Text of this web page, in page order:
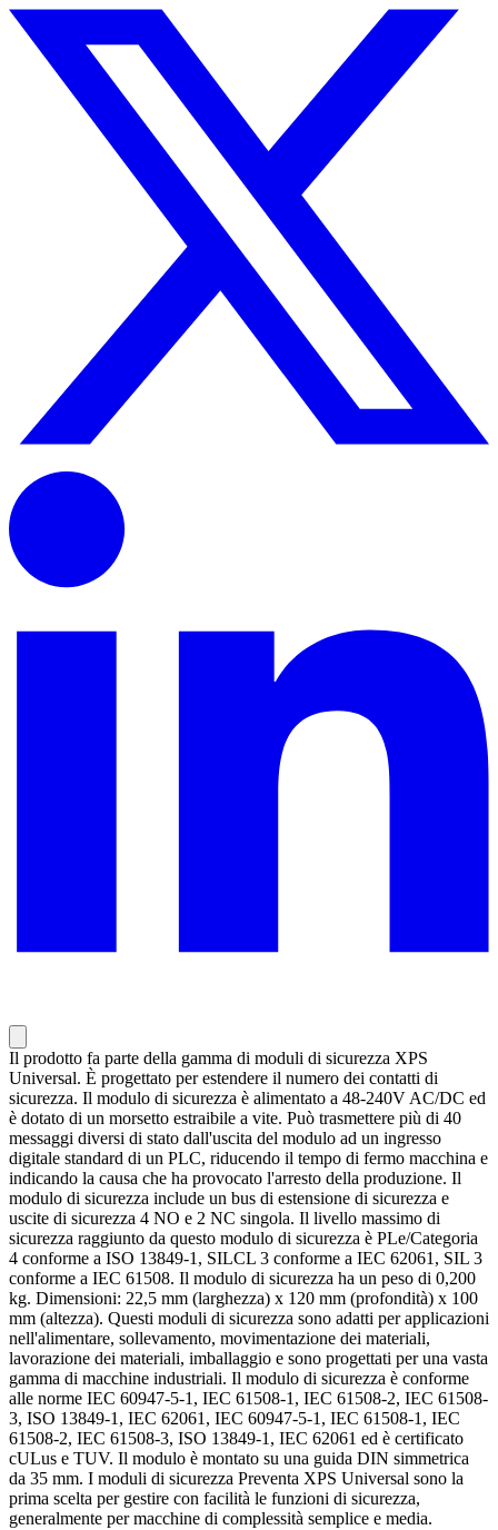
Il prodotto fa parte della gamma di moduli di sicurezza XPS
Universal. È progettato per estendere il numero dei contatti di
sicurezza. Il modulo di sicurezza è alimentato a 48-240V AC/DC ed
è dotato di un morsetto estraibile a vite. Può trasmettere più di 40
messaggi diversi di stato dall'uscita del modulo ad un ingresso
digitale standard di un PLC, riducendo il tempo di fermo macchina e
indicando la causa che ha provocato l'arresto della produzione. Il
modulo di sicurezza include un bus di estensione di sicurezza e
uscite di sicurezza 4 NO e 2 NC singola. Il livello massimo di
sicurezza raggiunto da questo modulo di sicurezza è PLe/Categoria
4 conforme a ISO 13849-1, SILCL 3 conforme a IEC 62061, SIL 3
conforme a IEC 61508. Il modulo di sicurezza ha un peso di 0,200
kg. Dimensioni: 22,5 mm (larghezza) x 120 mm (profondità) x 100
mm (altezza). Questi moduli di sicurezza sono adatti per applicazioni
nell'alimentare, sollevamento, movimentazione dei materiali,
lavorazione dei materiali, imballaggio e sono progettati per una vasta
gamma di macchine industriali. Il modulo di sicurezza è conforme
alle norme IEC 60947-5-1, IEC 61508-1, IEC 61508-2, IEC 61508-
3, ISO 13849-1, IEC 62061, IEC 60947-5-1, IEC 61508-1, IEC
61508-2, IEC 61508-3, ISO 13849-1, IEC 62061 ed è certificato
cULus e TUV. Il modulo è montato su una guida DIN simmetrica
da 35 mm. I moduli di sicurezza Preventa XPS Universal sono la
prima scelta per gestire con facilità le funzioni di sicurezza,
generalmente per macchine di complessità semplice e media.